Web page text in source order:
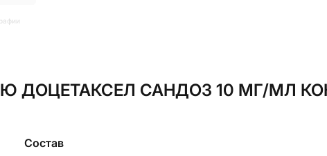
ДОЦЕТАКСЕЛ САНДОЗ 10 МГ/МЛ
Состав